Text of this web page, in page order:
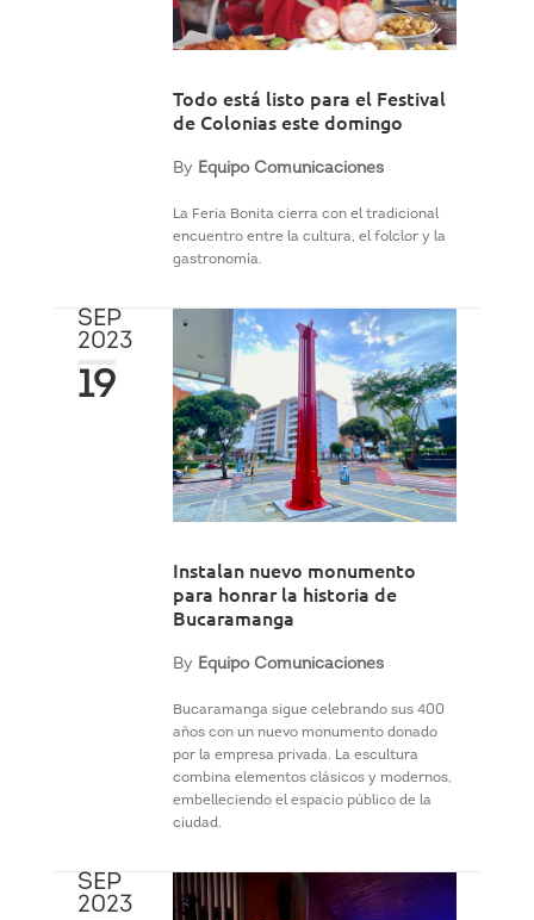
Todo está listo para el Festival
de Colonias este domingo
By Equipo Comunicaciones
La Feria Bonita cierra con el tradicional
encuentro entre la cultura, el folclor y la
gastronomía.
SEP
2023
19
Instalan nuevo monumento
para honrar la historia de
Bucaramanga
By Equipo Comunicaciones
Bucaramanga sigue celebrando sus 400
años con un nuevo monumento donado
por la empresa privada. La escultura
combina elementos clásicos y modernos,
embelleciendo el espacio público de la
ciudad.
SEP
2023